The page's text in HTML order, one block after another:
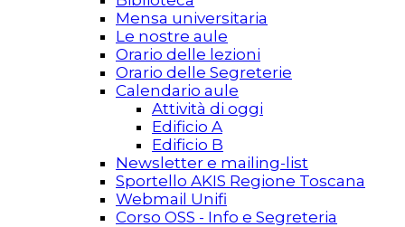
Mensa universitaria
Le nostre aule
Orario delle lezioni
Orario delle Segreterie
Calendario aule
Attività di oggi
Edificio A
Edificio B
Newsletter e mailing-list
Sportello AKIS Regione Toscana
Webmail Unifi
Corso OSS - Info e Segreteria